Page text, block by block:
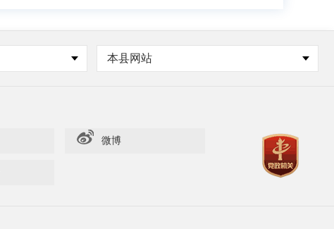
本县网站
微博